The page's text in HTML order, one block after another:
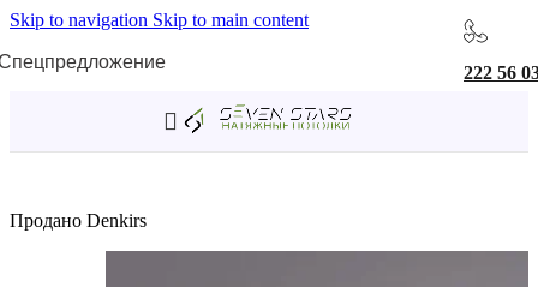
Skip to navigation Skip to main content
222 56
Светодиодные модули
Продано Denkirs